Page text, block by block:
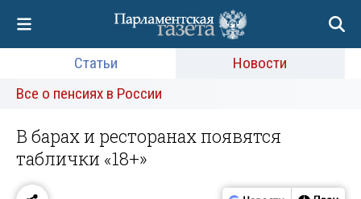
Статьи
Новости
Все о пенсиях в России
В барах и ресторанах появятся
таблички «18+»